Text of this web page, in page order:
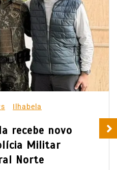
Ilhabela
recebe novo
Militar
Norte